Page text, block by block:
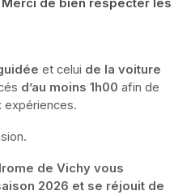
Merci de bien respecter les
et celui de la voiture
d’au moins 1h00 afin de
expériences.
de Vichy vous
2026 et se réjouit de